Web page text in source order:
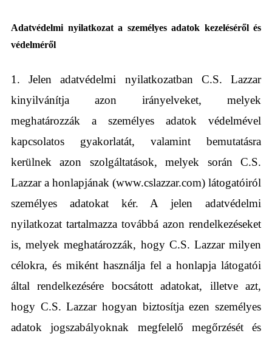
Adatvédelmi nyilatkozat a személyes adatok kezeléséről és
védelméről
1. Jelen adatvédelmi nyilatkozatban C.S. Lazzar
kinyilvánítja azon irányelveket, melyek
meghatározzák a személyes adatok védelmével
kapcsolatos gyakorlatát, valamint bemutatásra
kerülnek azon szolgáltatások, melyek során C.S.
Lazzar a honlapjának (www.cslazzar.com) látogatóiról
személyes adatokat kér. A jelen adatvédelmi
nyilatkozat tartalmazza továbbá azon rendelkezéseket
is, melyek meghatározzák, hogy C.S. Lazzar milyen
célokra, és miként használja fel a honlapja látogatói
által rendelkezésére bocsátott adatokat, illetve azt,
hogy C.S. Lazzar hogyan biztosítja ezen személyes
adatok jogszabályoknak megfelelő megőrzését és